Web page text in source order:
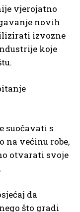
vjerojatno
novih
izvozne
koje
suočavati s
na većinu robe,
otvarati svoje
da
što gradi